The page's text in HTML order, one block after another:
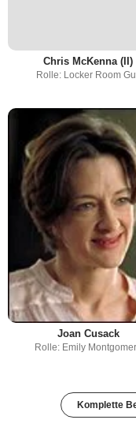
Chris McKenna (II)
Rolle: Locker Room
Joan Cusack
Rolle: Emily
Komplette